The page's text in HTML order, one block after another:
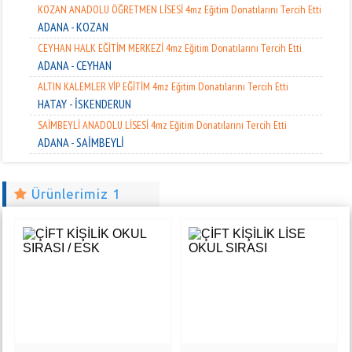
KOZAN ANADOLU ÖĞRETMEN LİSESİ 4mz Eğitim Donatılarını Tercih Etti
ADANA - KOZAN
CEYHAN HALK EĞİTİM MERKEZİ 4mz Eğitim Donatılarını Tercih Etti
ADANA - CEYHAN
ALTIN KALEMLER VİP EĞİTİM 4mz Eğitim Donatılarını Tercih Etti
HATAY - İSKENDERUN
SAİMBEYLİ ANADOLU LİSESİ 4mz Eğitim Donatılarını Tercih Etti
ADANA - SAİMBEYLİ
EDEBALİ İLKOKULU 4mz Eğitim Donatılarını Tercih Etti
AHMET KURTTEPELİ ANADOLU LİSESİ
ADANA - ÇUKUROVA
Ürünlerimiz 1